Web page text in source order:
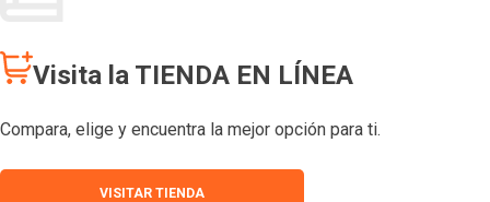
Visita la TIENDA EN LÍNEA
Compara, elige y encuentra la mejor opción para ti.
VISITAR TIENDA